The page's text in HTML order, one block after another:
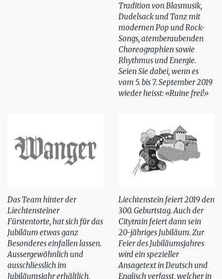
Tradition von Blasmusik,
Dudelsack und Tanz mit
modernen Pop und Rock-
Songs, atemberaubenden
Choreographien sowie
Rhythmus und Energie.
Seien Sie dabei, wenn es
vom 5. bis 7. September 2019
wieder heisst: «Ruine frei!»
Das Team hinter der
Liechtensteiner
Fürstentorte, hat sich für das
Jubiläum etwas ganz
Besonderes einfallen lassen.
Aussergewöhnlich und
ausschliesslich im
Jubiläumsjahr erhältlich,
Liechtenstein feiert 2019 den
300. Geburtstag. Auch der
Citytrain feiert dann sein
20-jähriges Jubiläum. Zur
Feier des Jubiläumsjahres
wird ein spezieller
Ansagetext in Deutsch und
Englisch verfasst, welcher in